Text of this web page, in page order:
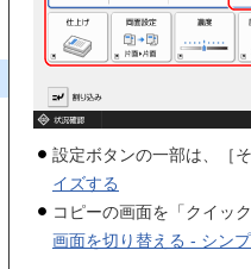
設定ボタンの一部は、［
イズする
コピーの画面を「クイッ
画面を切り替える - シン